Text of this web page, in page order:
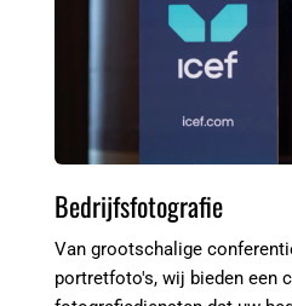
Bedrijfsfotografie
Van grootschalige
portretfoto's, wij bieden een